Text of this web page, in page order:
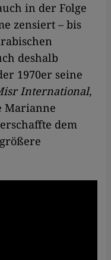
in der Folge
zensiert – bis
deshalb
1970er seine
International,
Marianne
dem